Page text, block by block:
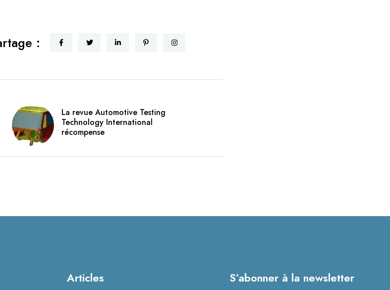
:
La revue Automotive Testing
Technology International
récompense
Articles S’abonner à la newsletter